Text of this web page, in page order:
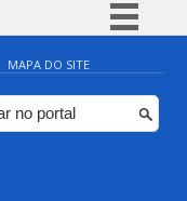
Simplifique!
Comunica BR
Participe
MAPA DO SITE